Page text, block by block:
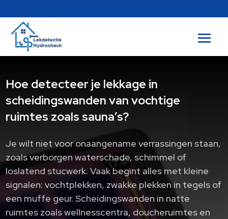
Hoe detecteer je lekkage in
scheidingswanden van vochtige
ruimtes zoals sauna’s?
Je wilt niet voor onaangename verrassingen staan,
zoals verborgen waterschade, schimmel of
loslatend stucwerk. Vaak begint alles met kleine
signalen: vochtplekken, zwakke plekken in tegels of
een muffe geur. Scheidingswanden in natte
ruimtes zoals wellnesscentra, doucheruimtes en